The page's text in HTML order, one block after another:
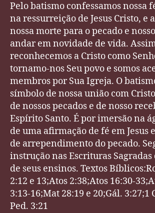
Pelo batismo confessamos nossa
na ressurreição de Jesus Cristo, e
nossa morte para o pecado e
andar em novidade de vida.
reconhecemos a Cristo como
tornamo-nos Seu povo e somos
membros por Sua Igreja. O
símbolo de nossa união com
de nossos pecados e de nosso
Espírito Santo. É por imersão na
de uma afirmação de fé em Jesus
de arrependimento do pecado.
instrução nas Escrituras Sagradas
de seus ensinos. Textos
2:12 e 13;Atos 2:38;Atos 16:30-
3:13-16;Mat 28:19 e 20;Gál. 3:27;1
Ped. 3:21